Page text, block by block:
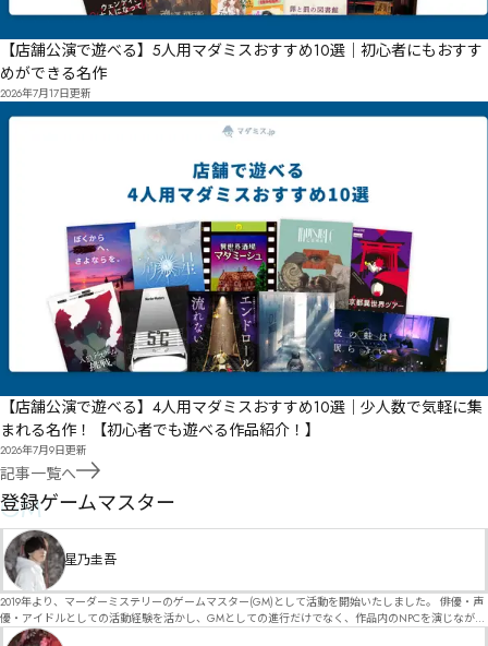
【店舗公演で遊べる】5人用マダミスおすすめ10選｜初心者にもおすす
めができる名作
2026年7月17日更新
【店舗公演で遊べる】4人用マダミスおすすめ10選｜少人数で気軽に集
まれる名作！【初心者でも遊べる作品紹介！】
2026年7月9日更新
記事一覧へ
GM
登録ゲームマスター
星乃圭吾
2019年より、マーダーミステリーのゲームマスター(GM)として活動を開始いたしました。 俳優・声
優・アイドルとしての活動経験を活かし、GMとしての進行だけでなく、作品内のNPCを演じなが
ら、お客様に物語の世界へ入り込んでいただくような演出・サービスを得意としています。 自分自